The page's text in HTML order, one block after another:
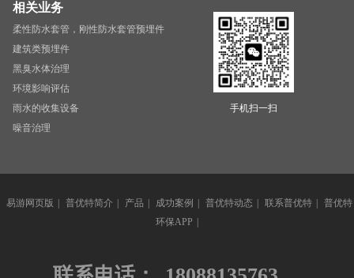
相关业务
柔性防水套管，刚性防水套管预埋件
建筑类预埋件
黑臭水体治理
环境影响评估
雨水的收集设备
噪音治理
手机扫一扫
易游网页版 普优特简介 产品 成功案例 普优特动态 联系普优特
普优特
环保APP